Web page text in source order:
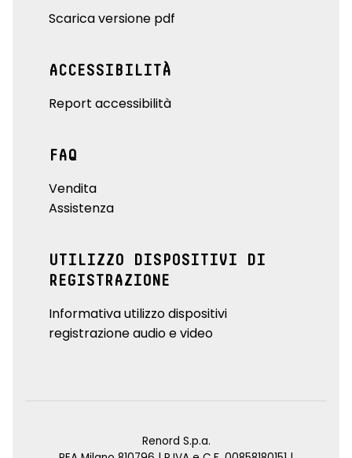
Scarica versione pdf
ACCESSIBILITÀ
Report accessibilità
FAQ
Vendita
Assistenza
UTILIZZO DISPOSITIVI DI
REGISTRAZIONE
Informativa utilizzo dispositivi
registrazione audio e video
Renord S.p.a.